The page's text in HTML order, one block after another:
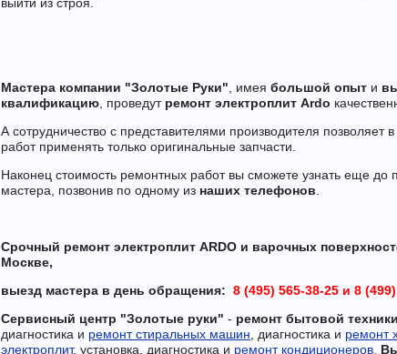
Мастера компании "Золотые Руки" , имея большой опыт и
квалификацию , проведут ремонт электроплит Ardo
А сотрудничество с представителями производителя позволяет
работ применять только оригинальные запчасти.
Наконец стоимость ремонтных работ вы сможете узнать еще до
мастера, позвонив по одному из наших телефонов
Срочный ремонт электроплит ARDO и варочных
Москве,
выезд мастера в день обращения: 8 (495) 565-38-25 и 8
Сервисный центр "Золотые руки" - ремонт бытовой
диагностика и ремонт стиральных машин , диагностика и ремонт
электроплит, установка, диагностика и ремонт кондиционеров